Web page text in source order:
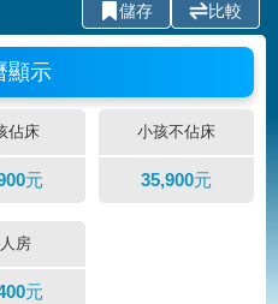
儲存 比較
顯示
佔床 小孩不佔床
元 35,900元
房
元